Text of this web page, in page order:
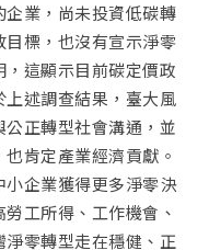
業，尚未投資低碳轉
標，也沒有宣示淨零
這顯示目前碳定價政
述調查結果，臺大風
正轉型社會溝通，並
肯定產業經濟貢獻。
企業獲得更多淨零決
工所得、工作機會、
零轉型走在穩健、正